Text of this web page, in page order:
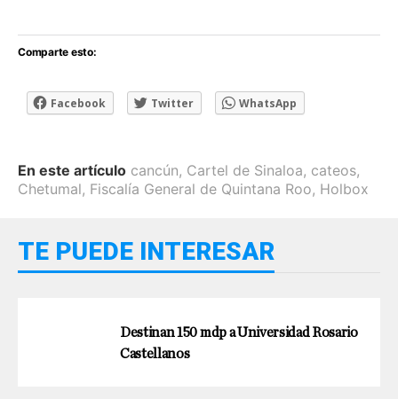
Comparte esto:
Facebook Twitter WhatsApp
En este artículo cancún, Cartel de Sinaloa, cateos,
Chetumal, Fiscalía General de Quintana Roo, Holbox
TE PUEDE INTERESAR
Destinan 150 mdp a Universidad Rosario
Castellanos